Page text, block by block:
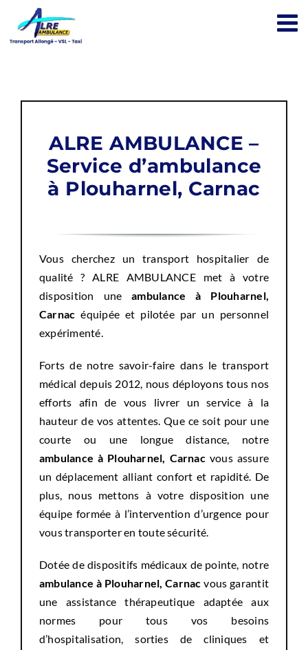
contenu
ALRE AMBULANCE –
Service d’ambulance
à Plouharnel, Carnac
Vous cherchez un transport hospitalier de
qualité ? ALRE AMBULANCE met à votre
disposition uneambulance à Plouharnel,
Carnacéquipée et pilotée par un personnel
expérimenté.
Forts de notre savoir-faire dans le transport
médical depuis 2012, nous déployons tous nos
efforts afin de vous livrer un service à la
hauteur de vos attentes. Que ce soit pour une
courte ou une longue distance, notre
ambulance à Plouharnel, Carnac vous assure
un déplacement alliant confort et rapidité. De
plus, nous mettons à votre disposition une
équipe formée à l’intervention d’urgence pour
vous transporter en toute sécurité.
Dotée de dispositifs médicaux de pointe, notre
ambulance à Plouharnel, Carnacvous garantit
une assistance thérapeutique adaptée aux
normes pour tous vos besoins
d’hospitalisation, sorties de cliniques et